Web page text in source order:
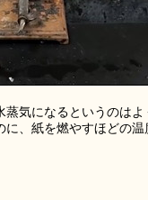
気になるというのは
、紙を燃やすほどの